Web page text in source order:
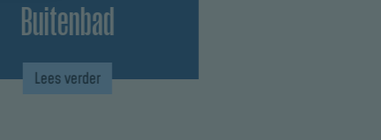
Buitenbad
Lees verder